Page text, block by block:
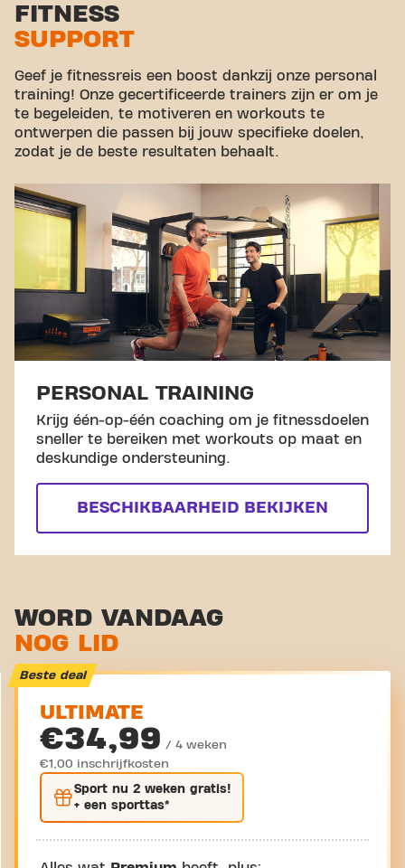
FITNESS
SUPPORT
Geef je fitnessreis een boost dankzij onze personal
training! Onze gecertificeerde trainers zijn er om je
te begeleiden, te motiveren en workouts te
ontwerpen die passen bij jouw specifieke doelen,
zodat je de beste resultaten behaalt.
PERSONAL TRAINING
Krijg één-op-één coaching om je fitnessdoelen
sneller te bereiken met workouts op maat en
deskundige ondersteuning.
BESCHIKBAARHEID BEKIJKEN
WORD VANDAAG
NOG LID
Beste deal
ULTIMATE
€34,99 / 4 weken
€1,00 inschrijfkosten
Sport nu 2 weken gratis!
+ een sporttas*